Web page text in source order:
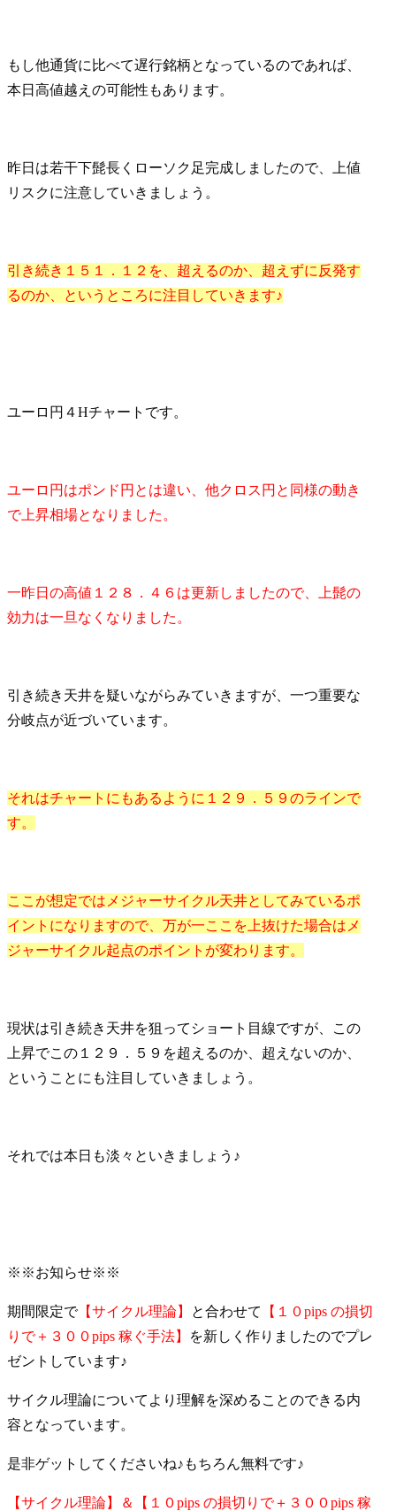
もし他通貨に比べて遅行銘柄となっているのであれば、
本日高値越えの可能性もあります。
昨日は若干下髭長くローソク足完成しましたので、上値
リスクに注意していきましょう。
引き続き１５１．１２を、超えるのか、超えずに反発す
るのか、というところに注目していきます♪
ユーロ円４Hチャートです。
ユーロ円はポンド円とは違い、他クロス円と同様の動き
で上昇相場となりました。
一昨日の高値１２８．４６は更新しましたので、上髭の
効力は一旦なくなりました。
引き続き天井を疑いながらみていきますが、一つ重要な
分岐点が近づいています。
それはチャートにもあるように１２９．５９のラインで
す。
ここが想定ではメジャーサイクル天井としてみているポ
イントになりますので、万が一ここを上抜けた場合はメ
ジャーサイクル起点のポイントが変わります。
現状は引き続き天井を狙ってショート目線ですが、この
上昇でこの１２９．５９を超えるのか、超えないのか、
ということにも注目していきましょう。
それでは本日も淡々といきましょう♪
※※お知らせ※※
期間限定で【サイクル理論】 と合わせて
【１０pips の損切
りで＋３００pips 稼ぐ手法】
を新しく作りましたのでプレ
ゼントしています♪
サイクル理論についてより理解を深めることのできる内
容となっています。
是非ゲットしてくださいね♪もちろん無料です♪
【サイクル理論】＆【１０pips の損切りで＋３００pips 稼